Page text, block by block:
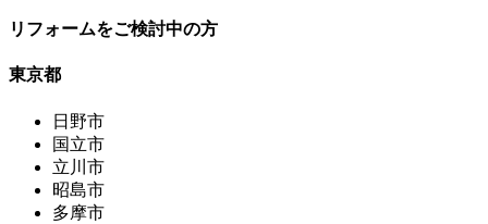
リフォームをご検討中の方
東京都
日野市
国立市
立川市
昭島市
多摩市